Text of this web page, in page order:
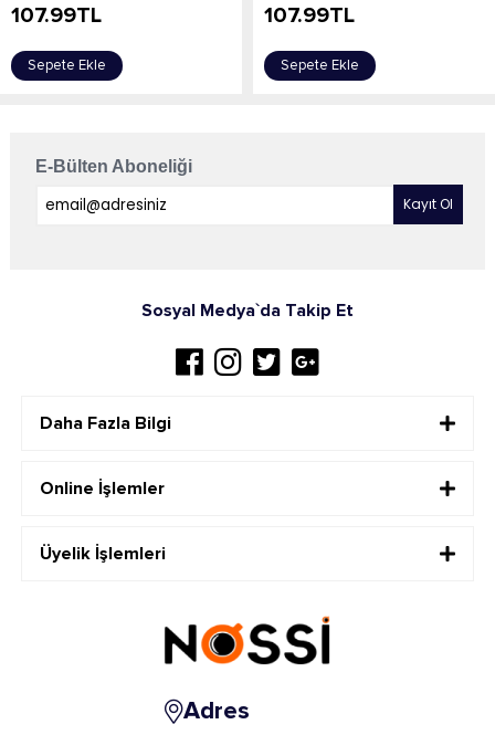
107.99TL
Sepete Ekle
107.99TL
Sepete Ekle
E-Bülten Aboneliği
Sosyal Medya`da Takip Et
Daha Fazla Bilgi
Online İşlemler
Üyelik İşlemleri
Adres